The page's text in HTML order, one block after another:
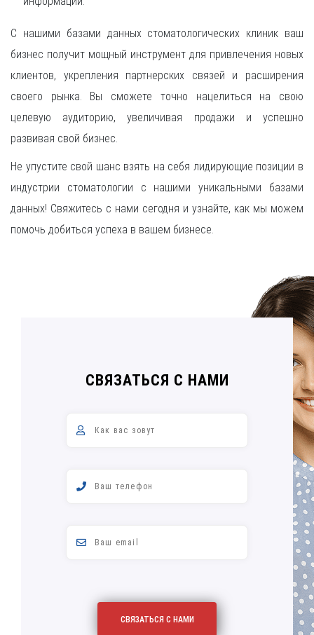
С нашими базами данных стоматологических клиник ваш
бизнес получит мощный инструмент для привлечения новых
клиентов, укрепления партнерских связей и расширения
своего рынка. Вы сможете точно нацелиться на свою
целевую аудиторию, увеличивая продажи и успешно
развивая свой бизнес.
Не упустите свой шанс взять на себя лидирующие позиции в
индустрии стоматологии с нашими уникальными базами
данных! Свяжитесь с нами сегодня и узнайте, как мы можем
помочь добиться успеха в вашем бизнесе.
СВЯЗАТЬСЯ С НАМИ